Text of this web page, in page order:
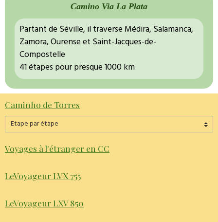
Camino Via La Plata
Partant de Séville, il traverse Médira, Salamanca,
Zamora, Ourense et Saint-Jacques-de-
Compostelle
41 étapes pour presque 1000 km
Caminho de Torres
Voyages à l'étranger en CC
LeVoyageur LVX 755
LeVoyageur LXV 850